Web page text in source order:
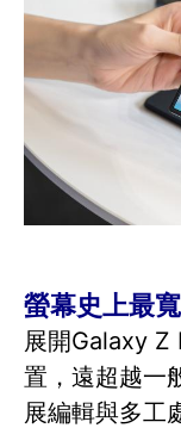
螢幕史上最
展開Galaxy Z
置，遠超越一
展編輯與多工